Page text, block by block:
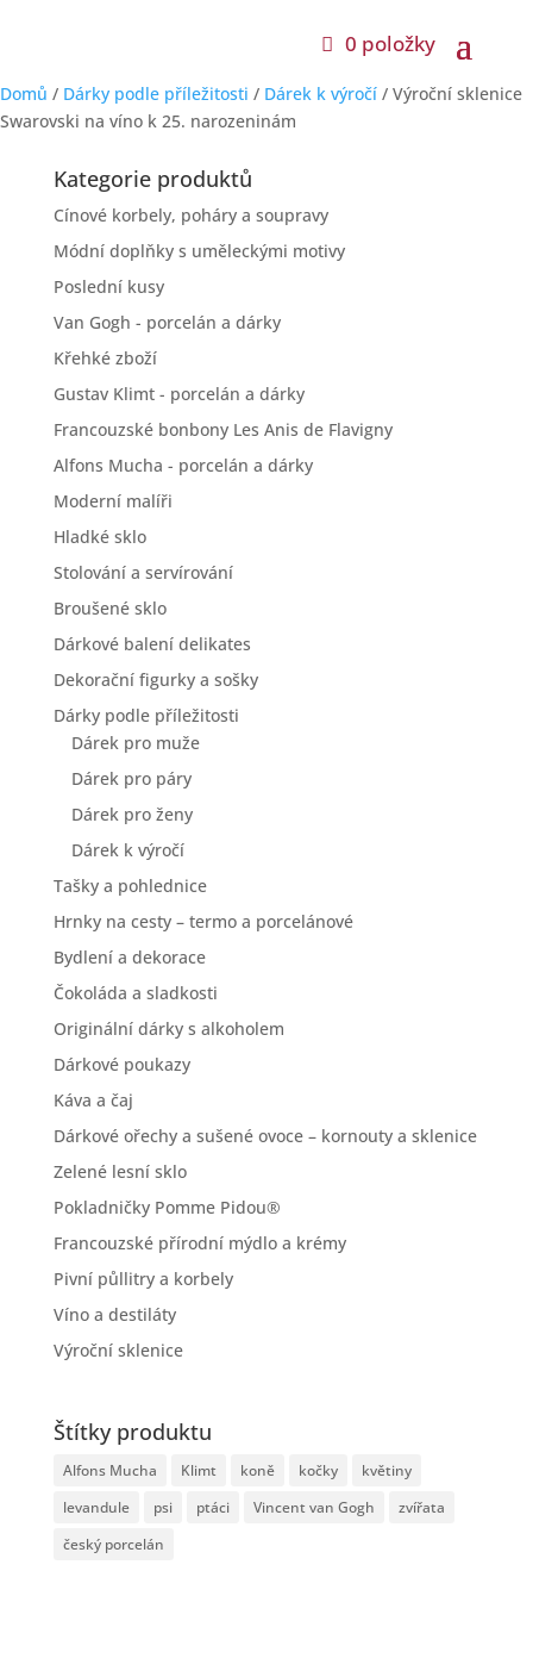
0 položky
Domů / Dárky podle příležitosti / Dárek k výročí / Výroční sklenice
Swarovski na víno k 25. narozeninám
Kategorie produktů
Cínové korbely, poháry a soupravy
Módní doplňky s uměleckými motivy
Poslední kusy
Van Gogh - porcelán a dárky
Křehké zboží
Gustav Klimt - porcelán a dárky
Francouzské bonbony Les Anis de Flavigny
Alfons Mucha - porcelán a dárky
Moderní malíři
Hladké sklo
Stolování a servírování
Broušené sklo
Dárkové balení delikates
Dekorační figurky a sošky
Dárky podle příležitosti
Dárek pro muže
Dárek pro páry
Dárek pro ženy
Dárek k výročí
Tašky a pohlednice
Hrnky na cesty – termo a porcelánové
Bydlení a dekorace
Čokoláda a sladkosti
Originální dárky s alkoholem
Dárkové poukazy
Káva a čaj
Dárkové ořechy a sušené ovoce – kornouty a sklenice
Zelené lesní sklo
Pokladničky Pomme Pidou®
Francouzské přírodní mýdlo a krémy
Pivní půllitry a korbely
Víno a destiláty
Výroční sklenice
Štítky produktu
Alfons Mucha Klimt koně kočky
květiny
levandule
psi ptáci Vincent van Gogh
zvířata
český porcelán